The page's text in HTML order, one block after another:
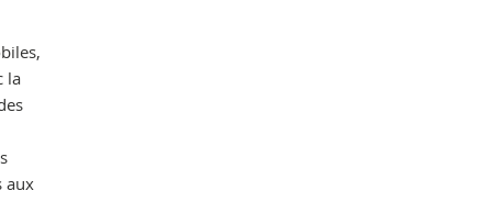
la
aux